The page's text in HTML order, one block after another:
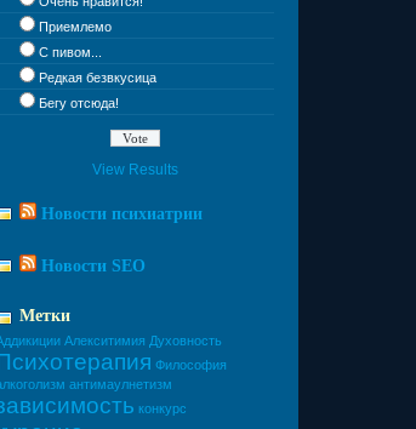
Приемлемо
С пивом...
Редкая безвкусица
Бегу отсюда!
View Results
Новости психиатрии
Новости SEO
Метки
Алекситимия Духовность
Философия
антимаулнетизм
конкурс